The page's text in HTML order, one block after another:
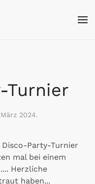
Turnier
2024.
Party-Turnier
mal bei einem
Herzliche
haben...